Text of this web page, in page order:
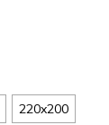
220x200